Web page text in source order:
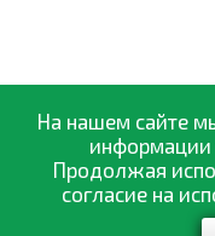
На нашем сайте
информации
Продолжая
согласие на